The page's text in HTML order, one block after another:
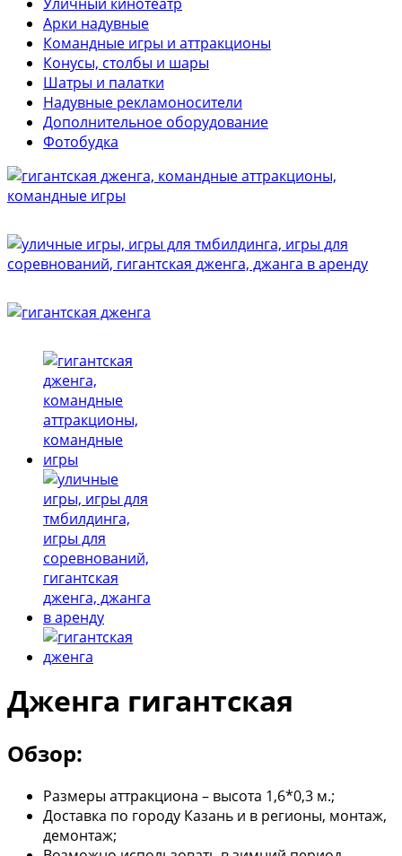
Арки надувные
Командные игры и аттракционы
Конусы, столбы и шары
Шатры и палатки
Надувные рекламоносители
Дополнительное оборудование
Фотобудка
Дженга гигантская
Обзор:
Размеры аттракциона – высота 1,6*0,3 м.;
Доставка по городу Казань и в регионы, монтаж,
демонтаж;